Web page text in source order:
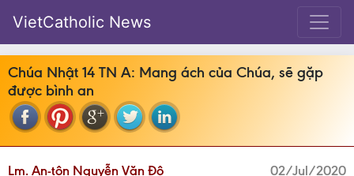
VietCatholic News
Chúa Nhật 14 TN A: Mang ách của Chúa, sẽ gặp
được bình an
Lm. An-tôn Nguyễn Văn Độ 02/Jul/2020